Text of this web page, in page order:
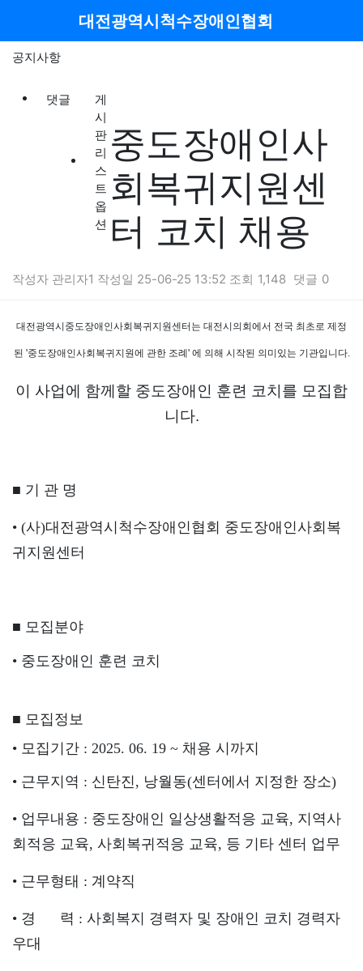
대전광역시척수장애인협회
공지사항
댓글
게
시
판
리
스
트
옵
션
중도장애인사
회복귀지원센
터 코치 채용
작성자 관리자1 작성일 25-06-25 13:52 조회 1,148 댓글 0
본문
대전광역시중도장애인사회복귀지원센터는 대전시의회에서 전국 최초로 제정
된 '중도장애인사회복귀지원에 관한 조례' 에 의해 시작된 의미있는 기관입니다.
이 사업에 함께할 중도장애인 훈련 코치를 모집합
니다.
■ 기 관 명
• (사)대전광역시척수장애인협회 중도장애인사회복
귀지원센터
■ 모집분야
• 중도장애인 훈련 코치
■ 모집정보
• 모집기간 : 2025. 06. 19 ~ 채용 시까지
• 근무지역 : 신탄진, 낭월동(센터에서 지정한 장소)
• 업무내용 : 중도장애인 일상생활적응 교육, 지역사
회적응 교육, 사회복귀적응 교육, 등 기타 센터 업무
• 근무형태 : 계약직
• 경 력 : 사회복지 경력자 및 장애인 코치 경력자
우대